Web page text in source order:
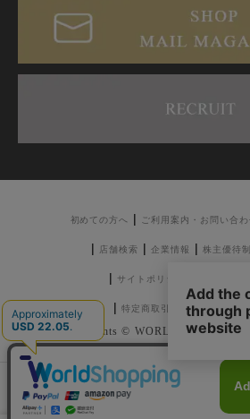
初めての方へ ご利用案内・お問い合わ
店舗検索 企業情報 株主優待
サイトポリシー
特定商取引法に基づく表記
Copyrights © WORLD CO.,LTD.
注意：当社のメールアドレス
偽装メールにご注意くだ